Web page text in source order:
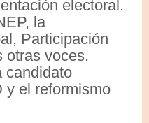
electoral.
la
Participación
otras voces.
candidato
y el reformismo